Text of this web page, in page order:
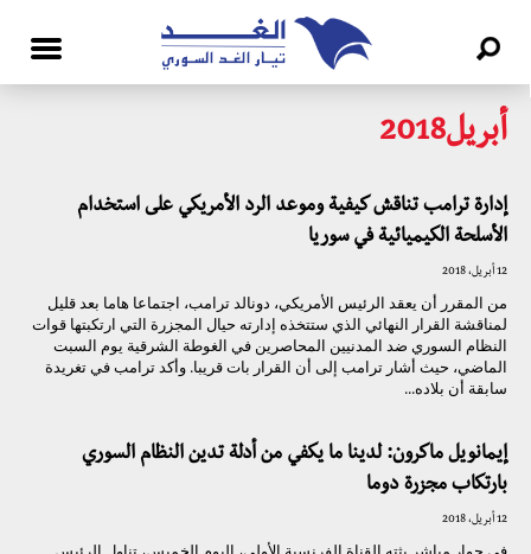
أبريل2018
إدارة ترامب تناقش كيفية وموعد الرد الأمريكي على استخدام
الأسلحة الكيميائية في سوريا
12 أبريل، 2018
من المقرر أن يعقد الرئيس الأمريكي، دونالد ترامب، اجتماعا هاما بعد قليل
لمناقشة القرار النهائي الذي ستتخذه إدارته حيال المجزرة التي ارتكبتها قوات
النظام السوري ضد المدنيين المحاصرين في الغوطة الشرقية يوم السبت
الماضي، حيث أشار ترامب إلى أن القرار بات قريبا. وأكد ترامب في تغريدة
سابقة أن بلاده...
إيمانويل ماكرون: لدينا ما يكفي من أدلة تدين النظام السوري
بارتكاب مجزرة دوما
12 أبريل، 2018